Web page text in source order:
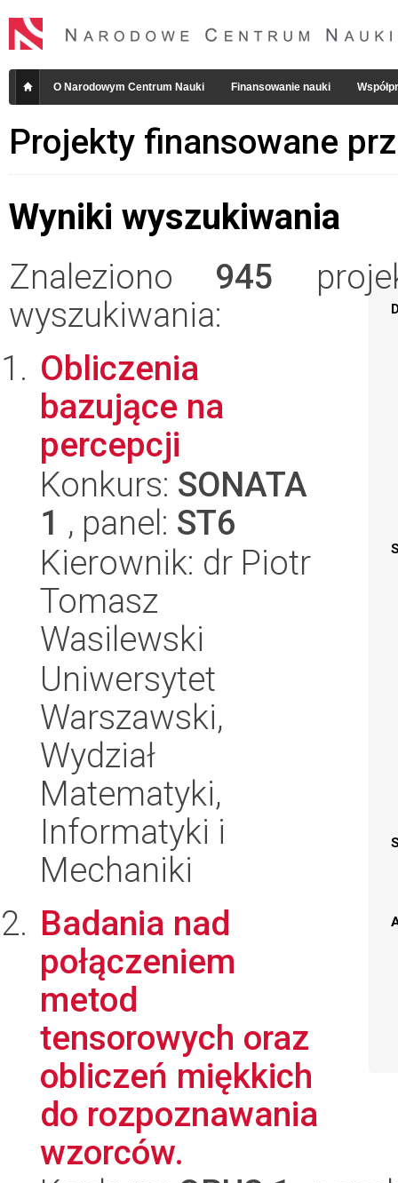
O Narodowym Centrum Nauki Finansowanie nauki
Projekty finansowane
Wyniki wyszukiwania
Znaleziono 945
wyszukiwania:
Obliczenia
bazujące na
percepcji
Konkurs: SONATA
1 , panel: ST6
Kierownik: dr Piotr
Tomasz
Wasilewski
Uniwersytet
Warszawski,
Wydział
Matematyki,
Informatyki i
Mechaniki
Badania nad
połączeniem
metod
tensorowych oraz
obliczeń miękkich
do rozpoznawania
wzorców.